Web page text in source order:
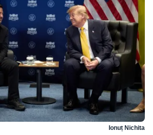
Ionuț Nichita